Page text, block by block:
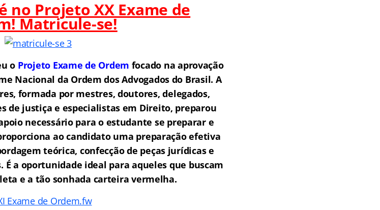
no Projeto XX Exame de
Matricule-se!
o Projeto Exame de Ordem focado na aprovação
Nacional da Ordem dos Advogados do Brasil. A
formada por mestres, doutores, delegados,
de justiça e especialistas em Direito, preparou
necessário para o estudante se preparar e
ao candidato uma preparação efetiva
teórica, confecção de peças jurídicas e
É a oportunidade ideal para aqueles que buscam
e a tão sonhada carteira vermelha.